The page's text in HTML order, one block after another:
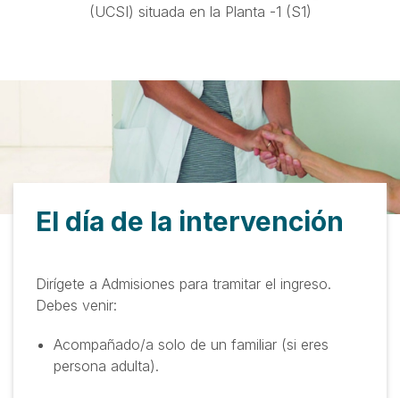
(UCSI) situada en la Planta -1 (S1)
El día de la intervención
Dirígete a Admisiones para tramitar el ingreso.
Debes venir:
Acompañado/a solo de un familiar (si eres
persona adulta).